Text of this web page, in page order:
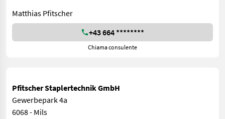
Matthias Pfitscher
+43 664 ********
Chiama consulente
Pfitscher Staplertechnik GmbH
Gewerbepark 4a
6068 - Mils